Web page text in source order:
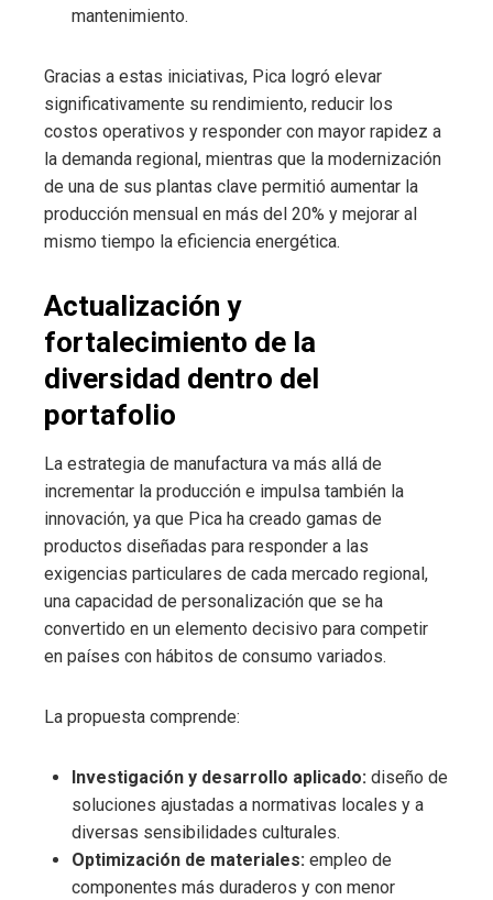
mantenimiento.
Gracias a estas iniciativas, Pica logró elevar
significativamente su rendimiento, reducir los
costos operativos y responder con mayor rapidez a
la demanda regional, mientras que la modernización
de una de sus plantas clave permitió aumentar la
producción mensual en más del 20% y mejorar al
mismo tiempo la eficiencia energética.
Actualización y
fortalecimiento de la
diversidad dentro del
portafolio
La estrategia de manufactura va más allá de
incrementar la producción e impulsa también la
innovación, ya que Pica ha creado gamas de
productos diseñadas para responder a las
exigencias particulares de cada mercado regional,
una capacidad de personalización que se ha
convertido en un elemento decisivo para competir
en países con hábitos de consumo variados.
La propuesta comprende:
Investigación y desarrollo aplicado: diseño de
soluciones ajustadas a normativas locales y a
diversas sensibilidades culturales.
Optimización de materiales: empleo de
componentes más duraderos y con menor